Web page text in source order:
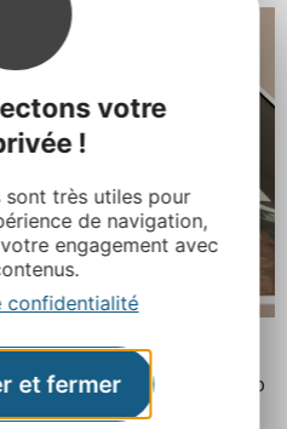
votre
!
sont très utiles pour
de navigation,
engagement avec
confidentialité
et fermer
œuvres majeures de Picasso
verteou l’ecce homo d’après